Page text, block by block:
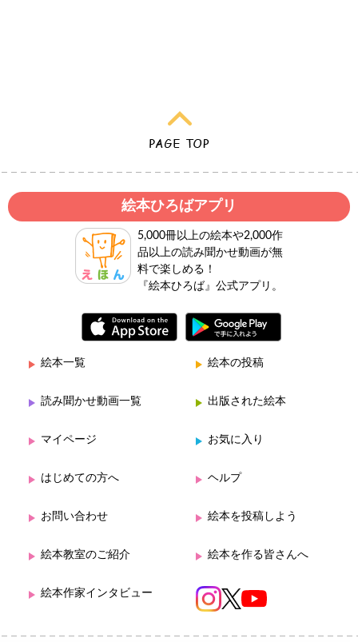
絵本ひろばアプリ
5,000冊以上の絵本や2,000作
品以上の読み聞かせ動画が無
料で楽しめる！
『絵本ひろば』公式アプリ。
絵本一覧 絵本の投稿
読み聞かせ動画一覧 出版された絵本
マイページ お気に入り
はじめての方へ ヘルプ
お問い合わせ 絵本を投稿しよう
絵本教室のご紹介 絵本を作る皆さんへ
絵本作家インタビュー